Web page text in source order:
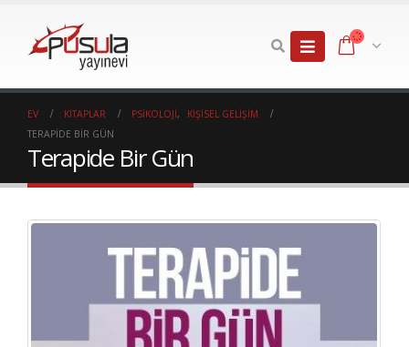
EV KITAPLAR PSIKOLOJI,
KIŞISEL GELIŞIM
TERAPIDE BIR GÜN
Terapide Bir Gün